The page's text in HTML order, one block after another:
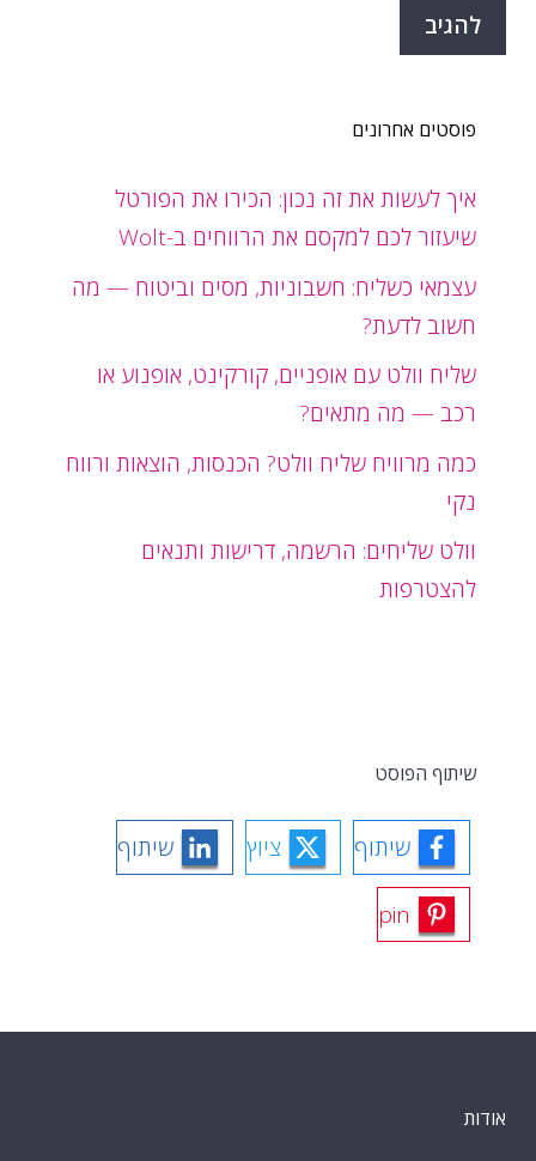
פוסטים אחרונים
איך לעשות את זה נכון: הכירו את הפורטל
שיעזור לכם למקסם את הרווחים ב-Wolt
עצמאי כשליח: חשבוניות, מסים וביטוח — מה
חשוב לדעת?
שליח וולט עם אופניים, קורקינט, אופנוע או
רכב — מה מתאים?
כמה מרוויח שליח וולט? הכנסות, הוצאות ורווח
נקי
וולט שליחים: הרשמה, דרישות ותנאים
להצטרפות
שיתוף הפוסט
שיתוף ציוץ שיתוף
pin
אודות